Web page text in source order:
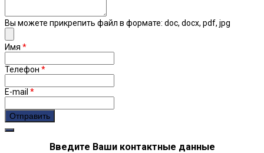
Вы можете прикрепить файл в формате: doc, docx, pdf, jpg
Имя *
Телефон *
E-mail *
Введите Ваши контактные данные